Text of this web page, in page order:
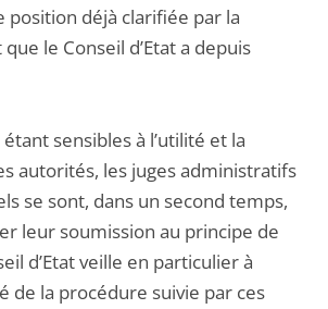
position déjà clarifiée par la
le Conseil d’Etat a depuis
sensibles à l’utilité et la
autorités, les juges administratifs
se sont, dans un second temps,
leur soumission au principe de
d’Etat veille en particulier à
de la procédure suivie par ces